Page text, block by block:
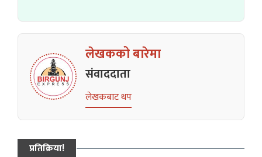
लेखकको बारेमा
संवाददाता
लेखकबाट थप
प्रतिक्रिया!